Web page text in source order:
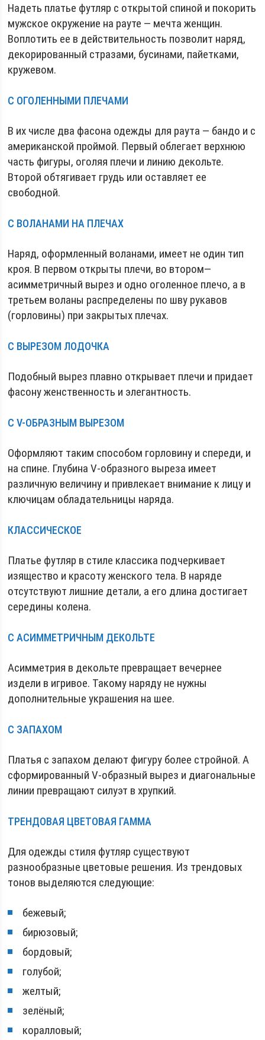
Надеть платье футляр с открытой спиной и покорить
мужское окружение на рауте — мечта женщин.
Воплотить ее в действительность позволит наряд,
декорированный стразами, бусинами, пайетками,
кружевом.
С ОГОЛЕННЫМИ ПЛЕЧАМИ
В их числе два фасона одежды для раута — бандо и с
американской проймой. Первый облегает верхнюю
часть фигуры, оголяя плечи и линию декольте.
Второй обтягивает грудь или оставляет ее
свободной.
С ВОЛАНАМИ НА ПЛЕЧАХ
Наряд, оформленный воланами, имеет не один тип
кроя. В первом открыты плечи, во втором—
асимметричный вырез и одно оголенное плечо, а в
третьем воланы распределены по шву рукавов
(горловины) при закрытых плечах.
С ВЫРЕЗОМ ЛОДОЧКА
Подобный вырез плавно открывает плечи и придает
фасону женственность и элегантность.
С V-ОБРАЗНЫМ ВЫРЕЗОМ
Оформляют таким способом горловину и спереди, и
на спине. Глубина V-образного выреза имеет
различную величину и привлекает внимание к лицу и
ключицам обладательницы наряда.
КЛАССИЧЕСКОЕ
Платье футляр в стиле классика подчеркивает
изящество и красоту женского тела. В наряде
отсутствуют лишние детали, а его длина достигает
середины колена.
С АСИММЕТРИЧНЫМ ДЕКОЛЬТЕ
Асимметрия в декольте превращает вечернее
издели в игривое. Такому наряду не нужны
дополнительные украшения на шее.
С ЗАПАХОМ
Платья с запахом делают фигуру более стройной. А
сформированный V-образный вырез и диагональные
линии превращают силуэт в хрупкий.
ТРЕНДОВАЯ ЦВЕТОВАЯ ГАММА
Для одежды стиля футляр существуют
разнообразные цветовые решения. Из трендовых
тонов выделяются следующие:
бежевый;
бирюзовый;
бордовый;
голубой;
желтый;
зелёный;
коралловый;